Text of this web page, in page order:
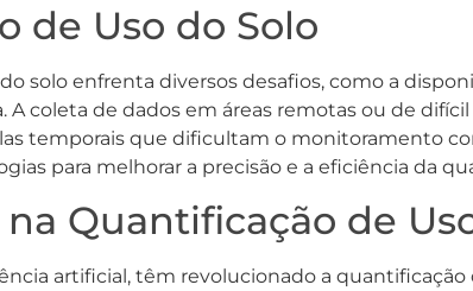
de Uso do Solo
solo enfrenta diversos desafios, como a
coleta de dados em áreas remotas ou de
temporais que dificultam o monitoramento
para melhorar a precisão e a eficiência da
Quantificação de
artificial, têm revolucionado a